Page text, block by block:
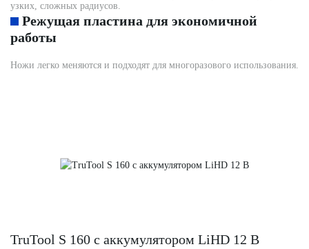
узких, сложных радиусов.
Режущая пластина для экономичной
работы
Ножи легко меняются и подходят для многоразового использования.
TruTool S 160 с аккумулятором LiHD 12 В